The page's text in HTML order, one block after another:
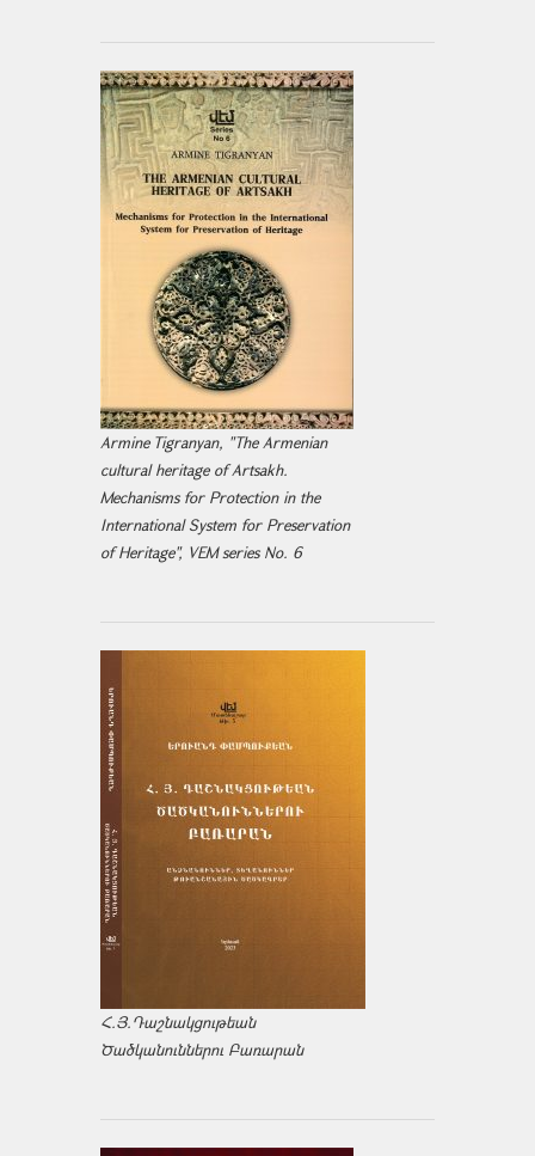
Armine Tigranyan, "The Armenian
cultural heritage of Artsakh.
Mechanisms for Protection in the
International System for Preservation
of Heritage", VEM series No. 6
Հ.Յ.Դաշնակցութեան
Ծածկանուններու Բառարան